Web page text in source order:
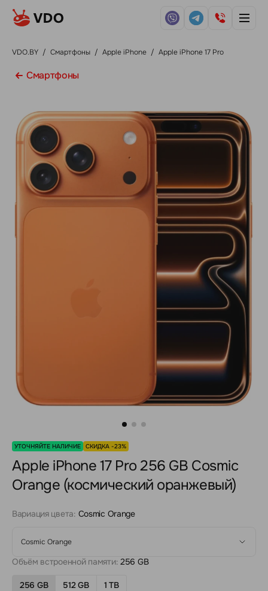
VDO.BY / Смартфоны / Apple iPhone / Apple iPhone 17 Pro
Смартфоны
УТОЧНЯЙТЕ НАЛИЧИЕ СКИДКА -23%
Apple iPhone 17 Pro 256 GB Cosmic
Orange (космический оранжевый)
Вариация цвета: Cosmic Orange
Cosmic Orange
Объём встроенной памяти: 256 GB
256 GB 512 GB 1 TB